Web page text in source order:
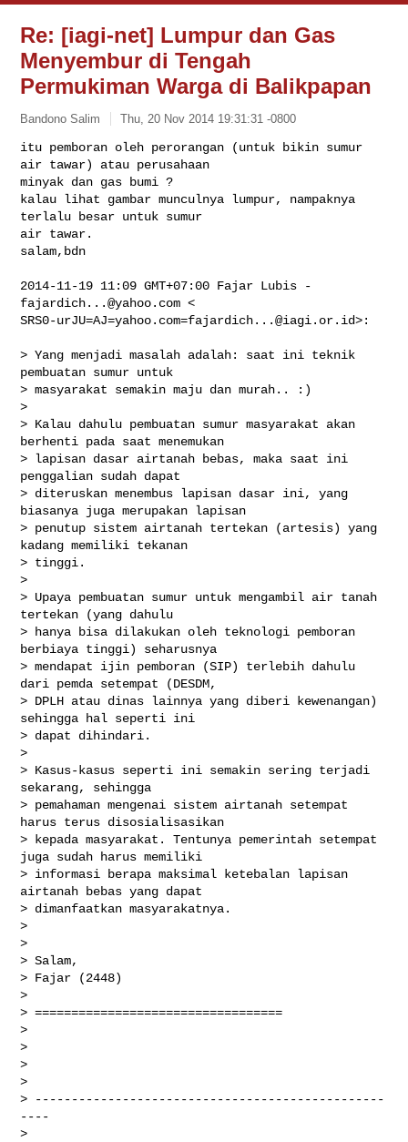
Re: [iagi-net] Lumpur dan Gas
Menyembur di Tengah
Permukiman Warga di Balikpapan
Bandono Salim Thu, 20 Nov 2014 19:31:31 -0800
itu pemboran oleh perorangan (untuk bikin sumur
air tawar) atau perusahaan
minyak dan gas bumi ?
kalau lihat gambar munculnya lumpur, nampaknya
terlalu besar untuk sumur
air tawar.
salam,bdn
fajardich...@yahoo.com
SRS0-urJU=AJ=yahoo.com=fajardich...@iagi.or.id>:
> Yang menjadi masalah adalah: saat ini teknik
pembuatan sumur untuk
> masyarakat semakin maju dan murah.. :)
>
> Kalau dahulu pembuatan sumur masyarakat akan
berhenti pada saat menemukan
> lapisan dasar airtanah bebas, maka saat ini
penggalian sudah dapat
> diteruskan menembus lapisan dasar ini, yang
biasanya juga merupakan lapisan
> penutup sistem airtanah tertekan (artesis) yang
kadang memiliki tekanan
> tinggi.
>
> Upaya pembuatan sumur untuk mengambil air tanah
tertekan (yang dahulu
> hanya bisa dilakukan oleh teknologi pemboran
berbiaya tinggi) seharusnya
> mendapat ijin pemboran (SIP) terlebih dahulu
dari pemda setempat (DESDM,
> DPLH atau dinas lainnya yang diberi kewenangan)
sehingga hal seperti ini
> dapat dihindari.
>
> Kasus-kasus seperti ini semakin sering terjadi
sekarang, sehingga
> pemahaman mengenai sistem airtanah setempat
harus terus disosialisasikan
> kepada masyarakat. Tentunya pemerintah setempat
juga sudah harus memiliki
> informasi berapa maksimal ketebalan lapisan
airtanah bebas yang dapat
> dimanfaatkan masyarakatnya.
>
>
> Salam,
> Fajar (2448)
>
> ==================================
>
>
>
>
> ------------------------------------------------
----
>